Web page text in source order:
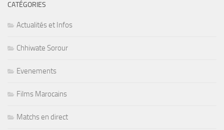
CATÉGORIES
Actualités et Infos
Chhiwate Sorour
Evenements
Films Marocains
Matchs en direct